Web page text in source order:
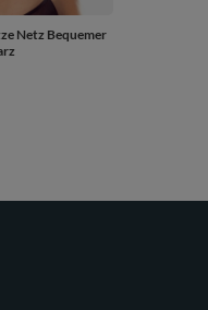
Netz Bequemer